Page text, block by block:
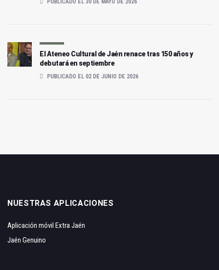
PUBLICADO EL 30 DE MAYO DE 2026
El Ateneo Cultural de Jaén renace tras 150 años y
debutará en septiembre
PUBLICADO EL 02 DE JUNIO DE 2026
NUESTRAS APLICACIONES
Aplicación móvil Extra Jaén
Jaén Genuino